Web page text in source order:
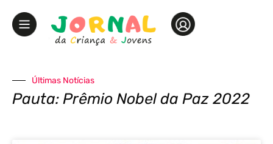
Últimas Notícias
Pauta: Prêmio Nobel da Paz 2022